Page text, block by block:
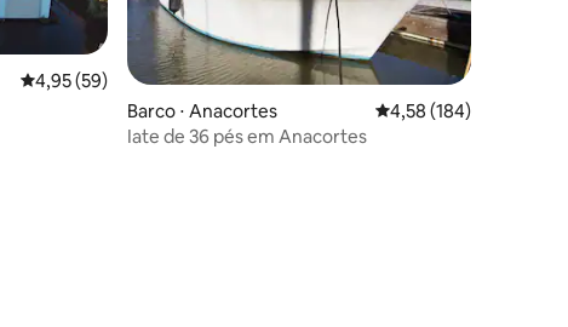
4,95 de uma avaliação média de 5, 59 avaliações
4,95 (59)
Barco ⋅ Anacortes 4,58 de uma avaliação
4,58 (184)
Iate de 36 pés em Anacortes